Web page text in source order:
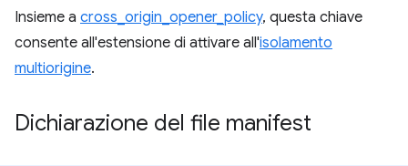
Insieme a cross_origin_opener_policy, questa chiave
consente all'estensione di attivare all'isolamento
multiorigine.
Dichiarazione del file manifest